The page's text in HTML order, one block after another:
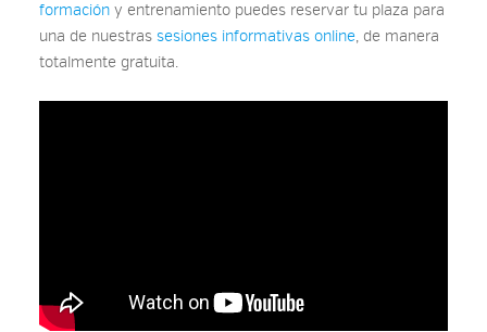
formacióny entrenamiento puedes reservar tu plaza para
una de nuestras sesiones informativas online, de manera
totalmente gratuita.